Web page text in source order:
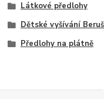
Látkové předlohy
Dětské vyšívání
Předlohy na plátně